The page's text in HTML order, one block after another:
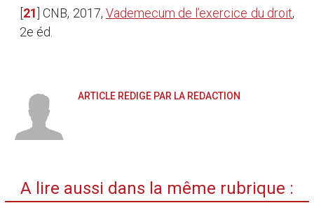
21 ]CNB, 2017, Vademecum de l’exercice du droit,
2e éd.
ARTICLE RÉDIGÉ PAR LA RÉDACTION
A lire aussi dans la même rubrique :